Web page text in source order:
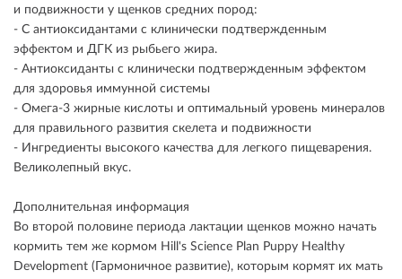
и подвижности у щенков средних пород:
- С антиоксидантами с клинически подтвержденным
эффектом и ДГК из рыбьего жира.
- Антиоксиданты с клинически подтвержденным эффектом
для здоровья иммунной системы
- Омега-3 жирные кислоты и оптимальный уровень минералов
для правильного развития скелета и подвижности
- Ингредиенты высокого качества для легкого пищеварения.
Великолепный вкус.
Дополнительная информация
Во второй половине периода лактации щенков можно начать
кормить тем же кормом Hill's Science Plan Puppy Healthy
Development (Гармоничное развитие), которым кормят их мать